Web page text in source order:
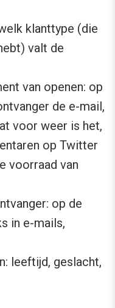
klanttype (die
valt de
van openen: op
de e-mail,
voor weer is het,
op Twitter
voorraad van
op de
in e-mails,
leeftijd, geslacht,